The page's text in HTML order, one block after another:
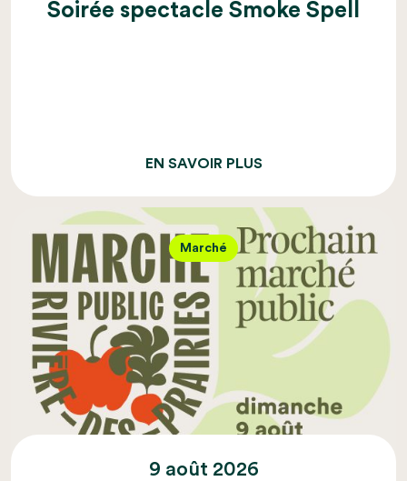
Soirée spectacle Smoke Spell
EN SAVOIR PLUS
Marché
9 août 2026